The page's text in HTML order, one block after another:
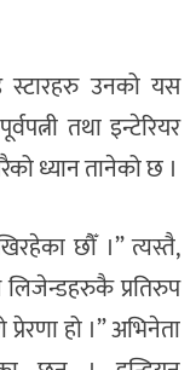
स्टारहरु उनको यस
तथा इन्टेरियर
ध्यान तानेको छ ।
छौँ ।” त्यस्तै,
प्रतिरुप
हो ।” अभिनेता